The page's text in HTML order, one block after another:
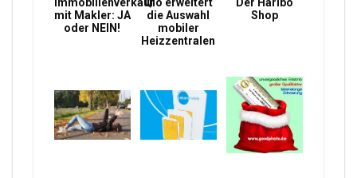
Immobilienverkauf
mit Makler: JA
oder NEIN!
Qio erweitert
die Auswahl
mobiler
Heizzentralen
Der Haribo
Shop